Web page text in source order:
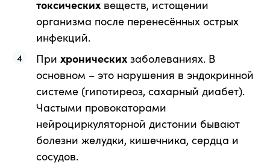
токсических веществ, истощении
организма после перенесённых острых
инфекций.
При хронических заболеваниях. В
основном – это нарушения в эндокринной
системе (гипотиреоз, сахарный диабет).
Частыми провокаторами
нейроциркуляторной дистонии бывают
болезни желудки, кишечника, сердца и
сосудов.